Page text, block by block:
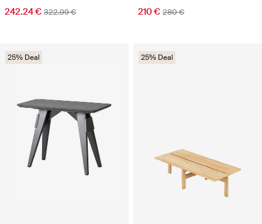
242.24 € 322.99 € 210 € 280 €
25% Deal 25% Deal